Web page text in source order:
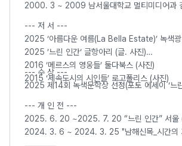
2000. 3 ~ 2009 남서울대학교 멀티미디어
--- 저 서 ---
2025 ‘아름다운 여름(La Bella Estate)’ 녹색광
2025 ’느린 인간‘ 글항아리 (글. 사진)
2016 ‘메르스의 영웅들’ 둘다북스 (사진)
2015 ‘세속도시의 시인들’ 로고폴리스 (사진)
--- 수 상 ---
2025 제14회 녹색문학상 선정(포토 에세이 ‘느
--- 개 인 전 ---
2025. 6. 20 ~2025. 7. 20 “느린 인간” 서울 (
2024. 3. 6 ~ 2024. 3. 25 "남해신목_시간의